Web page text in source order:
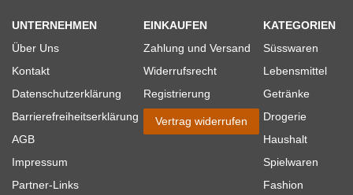
UNTERNEHMEN
Über Uns
Kontakt
Datenschutzerklärung
Barrierefreiheitserklärung
AGB
Impressum
Partner-Links
EINKAUFEN
Zahlung und Versand
Widerrufsrecht
Registrierung
Vertrag widerrufen
KATEGORIEN
Süsswaren
Lebensmittel
Getränke
Drogerie
Haushalt
Spielwaren
Fashion